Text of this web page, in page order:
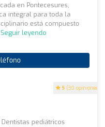
5 (30 opiniones)
en Pontecesures,
integral para toda la
está compuesto
Seguir leyendo
Dentistas pediátricos